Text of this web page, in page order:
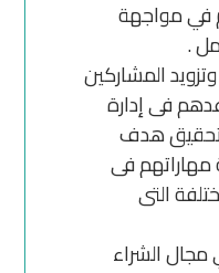
في مواجهة
.
المشاركين
فى إدارة
لتحقيق هدف
مهاراتهم فى
التى
مجال الشراء